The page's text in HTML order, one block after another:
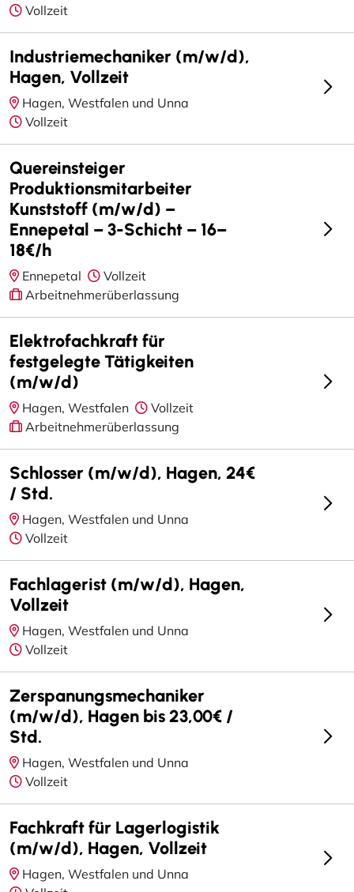
Vollzeit
Industriemechaniker (m/w/d),
Hagen, Vollzeit
Hagen, Westfalen und Unna
Vollzeit
Quereinsteiger
Produktionsmitarbeiter
Kunststoff (m/w/d) –
Ennepetal – 3-Schicht – 16–
18€/h
Ennepetal
Vollzeit
Arbeitnehmerüberlassung
Elektrofachkraft für
festgelegte Tätigkeiten
(m/w/d)
Hagen, Westfalen
Vollzeit
Arbeitnehmerüberlassung
Schlosser (m/w/d), Hagen, 24€
/ Std.
Hagen, Westfalen und Unna
Vollzeit
Fachlagerist (m/w/d), Hagen,
Vollzeit
Hagen, Westfalen und Unna
Vollzeit
Zerspanungsmechaniker
(m/w/d), Hagen bis 23,00€ /
Std.
Hagen, Westfalen und Unna
Vollzeit
Fachkraft für Lagerlogistik
(m/w/d), Hagen, Vollzeit
Hagen, Westfalen und Unna